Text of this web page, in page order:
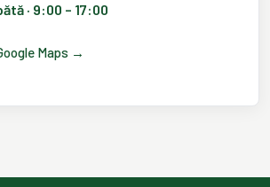
· 9:00 – 17:00
Maps →